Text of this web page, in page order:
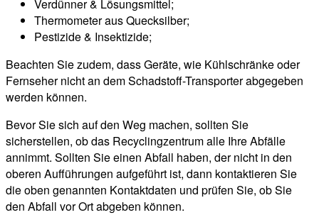
Verdünner & Lösungsmittel;
Thermometer aus Quecksilber;
Pestizide & Insektizide;
Beachten Sie zudem, dass Geräte, wie Kühlschränke oder
Fernseher nicht an dem Schadstoff-Transporter abgegeben
werden können.
Bevor Sie sich auf den Weg machen, sollten Sie
sicherstellen, ob das Recyclingzentrum alle Ihre Abfälle
annimmt. Sollten Sie einen Abfall haben, der nicht in den
oberen Aufführungen aufgeführt ist, dann kontaktieren Sie
die oben genannten Kontaktdaten und prüfen Sie, ob Sie
den Abfall vor Ort abgeben können.